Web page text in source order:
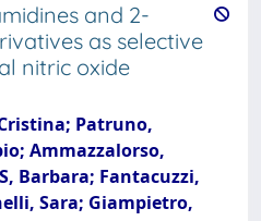
and 2-
as selective
nitric oxide
Patruno,
Ammazzalorso,
Barbara; Fantacuzzi,
Sara; Giampietro,